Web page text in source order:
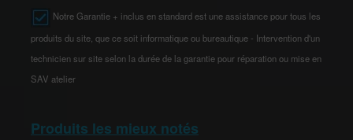
Notre Garantie + inclus en standard est une assistance pour tous les
produits du site, que ce soit informatique ou bureautique - Intervention d'un
technicien sur site selon la durée de la garantie pour réparation ou mise en
SAV atelier
Produits les mieux notés